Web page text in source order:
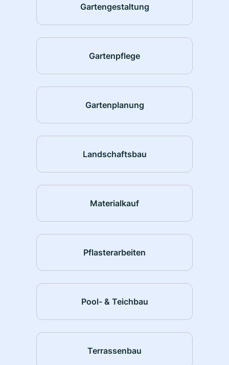
Gartengestaltung
Gartenpflege
Gartenplanung
Landschaftsbau
Materialkauf
Pflasterarbeiten
Pool- & Teichbau
Terrassenbau